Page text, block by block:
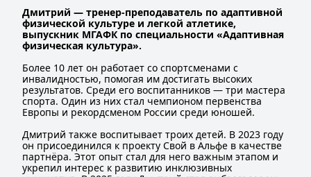
Дмитрий — тренер-преподаватель по адаптивной
физической культуре и легкой атлетике,
выпускник МГАФК по специальности «Адаптивная
физическая культура».
Более 10 лет он работает со спортсменами с
инвалидностью, помогая им достигать высоких
результатов. Среди его воспитанников — три мастера
спорта. Один из них стал чемпионом первенства
Европы и рекордсменом России среди юношей.
Дмитрий также воспитывает троих детей. В 2023 году
он присоединился к проекту Свой в Альфе в качестве
партнёра. Этот опыт стал для него важным этапом и
укрепил интерес к развитию инклюзивных